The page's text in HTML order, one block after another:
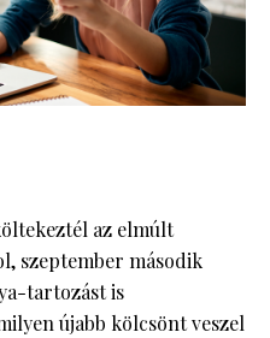
az elmúlt
szeptember második
tartozást is
újabb kölcsönt veszel